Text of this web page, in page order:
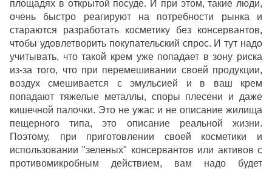
площадях в открытой посуде. И при этом, такие люди,
очень быстро реагируют на потребности рынка и
стараются разработать косметику без консервантов,
чтобы удовлетворить покупательский спрос. И тут надо
учитывать, что такой крем уже попадает в зону риска
из-за того, что при перемешивании своей продукции,
воздух смешивается с эмульсией и в ваш крем
попадают тяжелые металлы, споры плесени и даже
кишечной палочки. Это не ужас и не описание жилища
пещерного типа, это описание реальной жизни.
Поэтому, при приготовлении своей косметики и
использовании "зеленых" консервантов или активов с
противомикробным действием, вам надо будет